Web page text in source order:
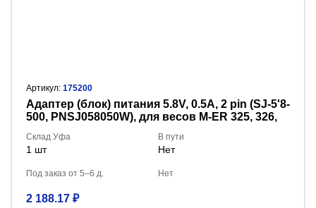
Артикул: 175200
Адаптер (блок) питания 5.8V, 0.5A, 2 pin (SJ-5'8-
500, PNSJ058050W), для весов M-ER 325, 326,
Склад Уфа
1 шт
В пути
Нет
Под заказ от 5–6 д. Нет
2 188.17 ₽